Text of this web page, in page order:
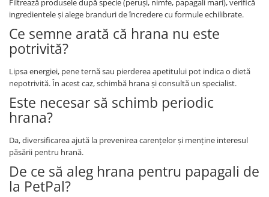
Filtrează produsele după specie (peruși, nimfe, papagali mari), verifică
ingredientele și alege branduri de încredere cu formule echilibrate.
Ce semne arată că hrana nu este
potrivită?
Lipsa energiei, pene ternă sau pierderea apetitului pot indica o dietă
nepotrivită. În acest caz, schimbă hrana și consultă un specialist.
Este necesar să schimb periodic
hrana?
Da, diversificarea ajută la prevenirea carențelor și menține interesul
păsării pentru hrană.
De ce să aleg hrana pentru papagali de
la PetPal?